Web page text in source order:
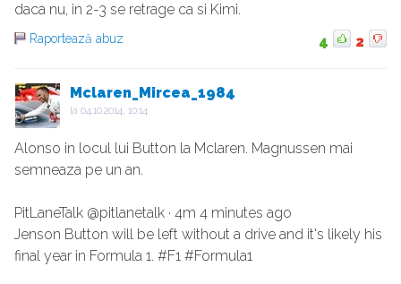
daca nu, in 2-3 se retrage ca si Kimi.
Raportează abuz 4 2
Mclaren_Mircea_1984
la 04.10.2014, 10:14
Alonso in locul lui Button la Mclaren. Magnussen mai
semneaza pe un an.
PitLaneTalk @pitlanetalk · 4m 4 minutes ago
Jenson Button will be left without a drive and it's likely his
final year in Formula 1. #F1 #Formula1